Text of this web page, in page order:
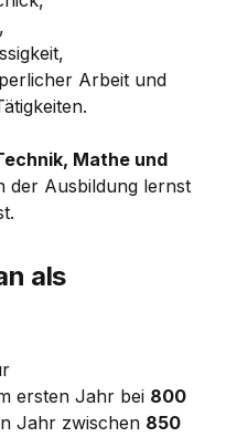
Arbeit und
Mathe und
der Ausbildung lernst
als
ersten Jahr bei 800
Jahr zwischen 850